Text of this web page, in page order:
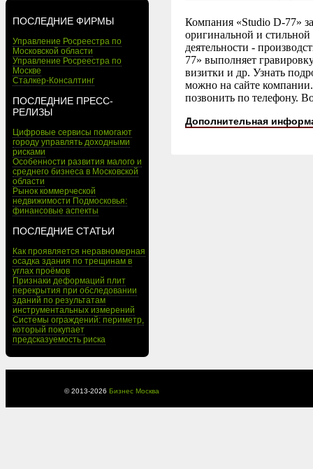
ПОСЛЕДНИЕ ФИРМЫ
Управление Росреестра по
Московской области
Управление Росреестра по
Москве
Сталкер-Консалтинг
ПОСЛЕДНИЕ ПРЕСС-
РЕЛИЗЫ
Цифровые сервисы помогают
городу управлять доходными
рисками
Особенности развития малого и
среднего бизнеса в Московской
области
Рынок коммерческой
недвижимости Подмосковья:
финансовые аспекты
ПОСЛЕДНИЕ СТАТЬИ
Как проявляется неравномерная
осадка здания по трещинам в
углах проёмов
Признаки деформаций плит
перекрытия при обследовании
зданий по результатам
инструментальных измерений
Системы ограждений: периметр,
который покупает
предсказуемость риска
Компания «Studio D-77»
оригинальной и
деятельности -
77» выполняет
визитки и др. Узнать
можно на сайте компании.
позвонить по телефону.
Дополнительная
© 2013-2026 Бизнес Москва